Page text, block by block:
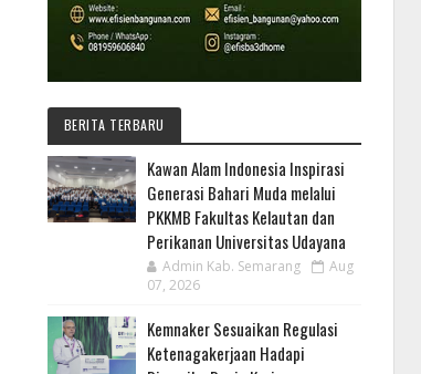
BERITA TERBARU
Kawan Alam Indonesia Inspirasi
Generasi Bahari Muda melalui
PKKMB Fakultas Kelautan dan
Perikanan Universitas Udayana
Admin Kab. Semarang
Aug
07, 2026
Kemnaker Sesuaikan Regulasi
Ketenagakerjaan Hadapi